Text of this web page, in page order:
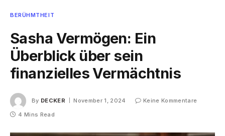
BERÜHMTHEIT
Sasha Vermögen: Ein
Überblick über sein
finanzielles Vermächtnis
By DECKER November 1, 2024
Keine Kommentare
4 Mins Read